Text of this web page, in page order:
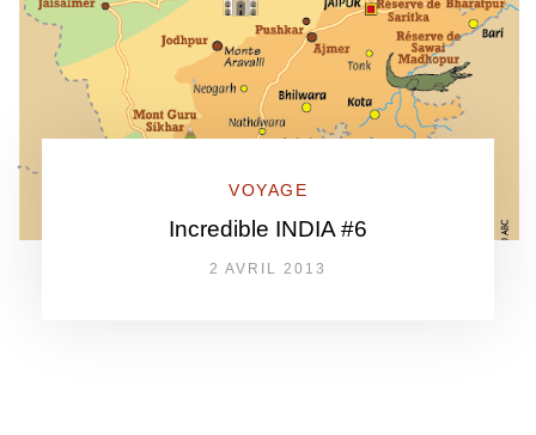
VOYAGE
Incredible INDIA #6
2 AVRIL 2013